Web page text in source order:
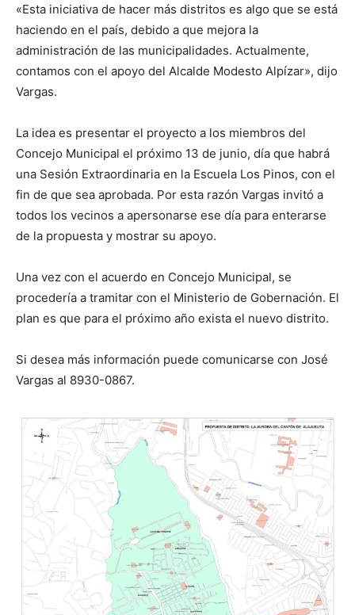
«Esta iniciativa de hacer más distritos es algo que se está
haciendo en el país, debido a que mejora la
administración de las municipalidades. Actualmente,
contamos con el apoyo del Alcalde Modesto Alpízar», dijo
Vargas.
La idea es presentar el proyecto a los miembros del
Concejo Municipal el próximo 13 de junio, día que habrá
una Sesión Extraordinaria en la Escuela Los Pinos, con el
fin de que sea aprobada. Por esta razón Vargas invitó a
todos los vecinos a apersonarse ese día para enterarse
de la propuesta y mostrar su apoyo.
Una vez con el acuerdo en Concejo Municipal, se
procedería a tramitar con el Ministerio de Gobernación. El
plan es que para el próximo año exista el nuevo distrito.
Si desea más información puede comunicarse con José
Vargas al 8930-0867.